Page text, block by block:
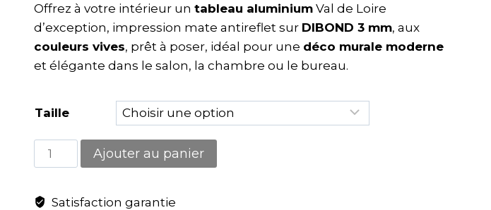
Offrez à votre intérieur un tableau aluminiumVal de Loire
d’exception, impression mate antireflet sur DIBOND 3 mm, aux
couleurs vives, prêt à poser, idéal pour une déco murale moderne
et élégante dans le salon, la chambre ou le bureau.
Taille
Ajouter au panier
Satisfaction garantie